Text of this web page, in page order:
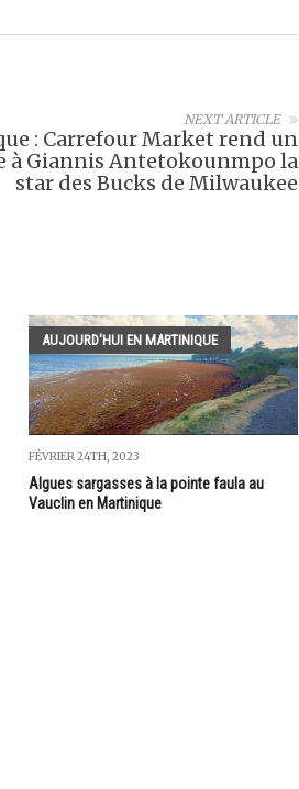
NEXT ARTICLE
: Carrefour Market rend un
à Giannis Antetokounmpo la
star des Bucks de Milwaukee
AUJOURD'HUI EN MARTINIQUE
FÉVRIER 24TH, 2023
Algues sargasses à la pointe faula au
Vauclin en Martinique